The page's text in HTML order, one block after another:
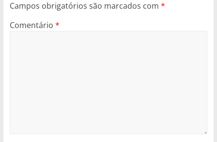
Campos obrigatórios são marcados com *
Comentário *